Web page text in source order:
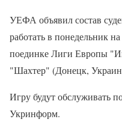
УЕФА объявил состав
работать в понедельник
поединке Лиги Европы
"Шахтер" (Донецк,
Игру будут обслуживать
Укринформ.